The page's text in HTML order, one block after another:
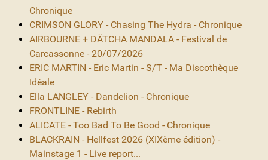
Chronique
CRIMSON GLORY - Chasing The Hydra - Chronique
AIRBOURNE + DÄTCHA MANDALA - Festival de
Carcassonne - 20/07/2026
ERIC MARTIN - Eric Martin - S/T - Ma Discothèque
Idéale
Ella LANGLEY - Dandelion - Chronique
FRONTLINE - Rebirth
ALICATE - Too Bad To Be Good - Chronique
BLACKRAIN - Hellfest 2026 (XIXème édition) -
Mainstage 1 - Live report...